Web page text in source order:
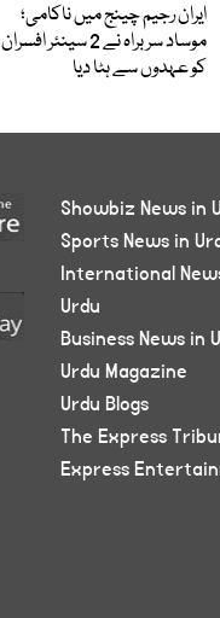
ایران رجیم چینج میں ناکامی؛
موساد سربراہ نے 2 سینئر افسران
کو عہدوں سے ہٹا دیا
Showbiz News in
Sports News in
International
Urdu
Business News in
Urdu Magazine
Urdu Blogs
The Express
Express